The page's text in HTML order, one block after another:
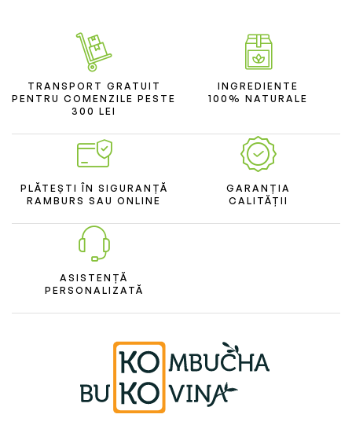
TRANSPORT GRATUIT
PENTRU COMENZILE PESTE
300 LEI
INGREDIENTE
100% NATURALE
PLĂTEȘTI ÎN SIGURANȚĂ
RAMBURS SAU ONLINE
GARANȚIA
CALITĂȚII
ASISTENȚĂ
PERSONALIZATĂ